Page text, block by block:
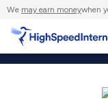
We may earn moneywhen